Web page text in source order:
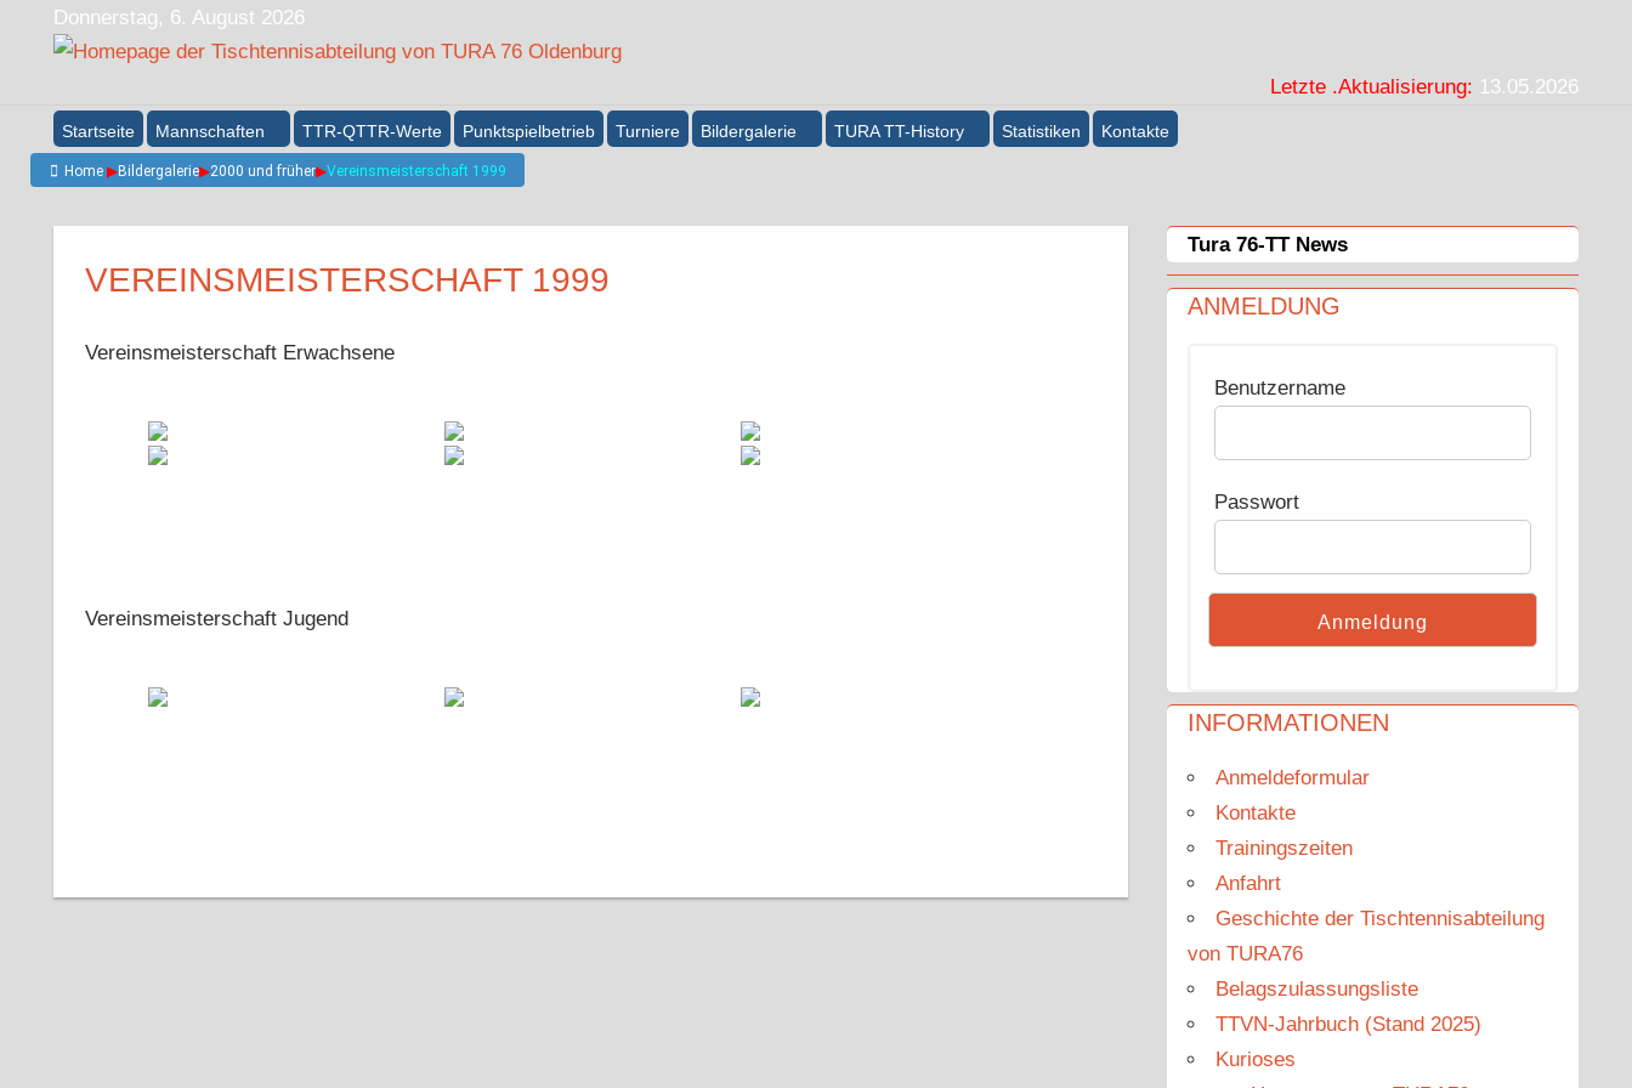
Donnerstag, 6. August 2026
Letzte .Aktualisierung: 13.05.2026
Startseite Mannschaften TTR-QTTR-Werte Punktspielbetrieb Turniere Bildergalerie TURA TT-History Statistiken Kontakte
Home ▶Bildergalerie▶2000 und früher▶Vereinsmeisterschaft 1999
VEREINSMEISTERSCHAFT 1999
Vereinsmeisterschaft Erwachsene
Vereinsmeisterschaft Jugend
Tura 76-TT News
ANMELDUNG
Benutzername
Passwort
INFORMATIONEN
Anmeldeformular
Kontakte
Trainingszeiten
Anfahrt
Geschichte der Tischtennisabteilung
von TURA76
Belagszulassungsliste
TTVN-Jahrbuch (Stand 2025)
Kurioses